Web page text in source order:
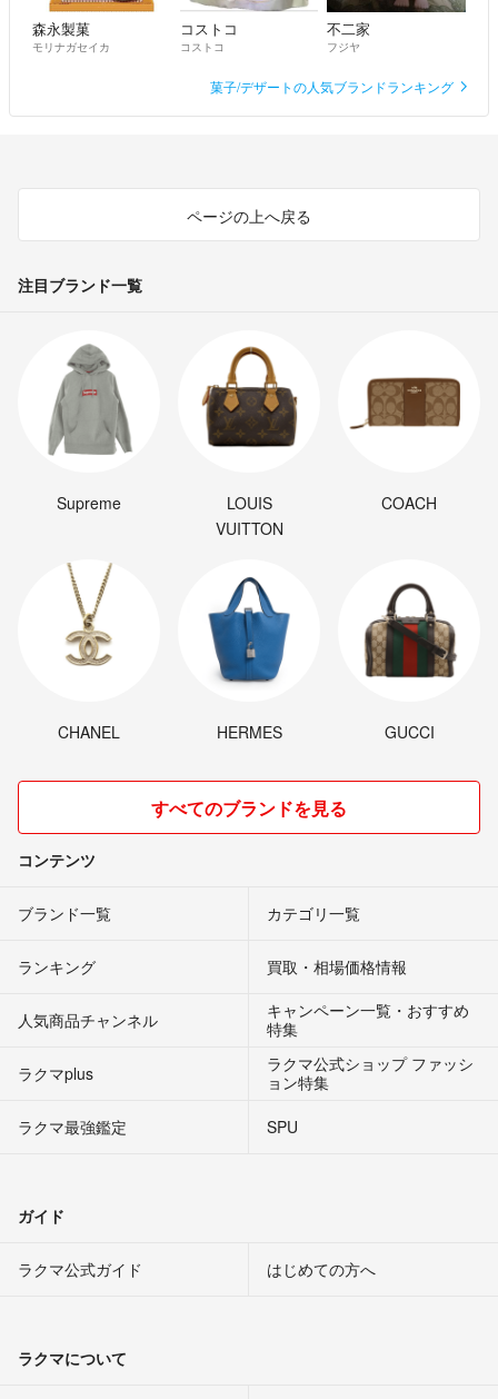
森永製菓
モリナガセイカ
コストコ
コストコ
不二家
フジヤ
菓子/デザートの人気ブランドランキング
ページの上へ戻る
注目ブランド一覧
Supreme
LOUIS
VUITTON
COACH
CHANEL HERMES GUCCI
すべてのブランドを見る
コンテンツ
ブランド一覧 カテゴリ一覧
ランキング 買取・相場価格情報
人気商品チャンネル
キャンペーン一覧・おすすめ
特集
ラクマplus
ラクマ公式ショップ ファッシ
ョン特集
ラクマ最強鑑定
SPU
ガイド
ラクマ公式ガイド はじめての方へ
ラクマについて